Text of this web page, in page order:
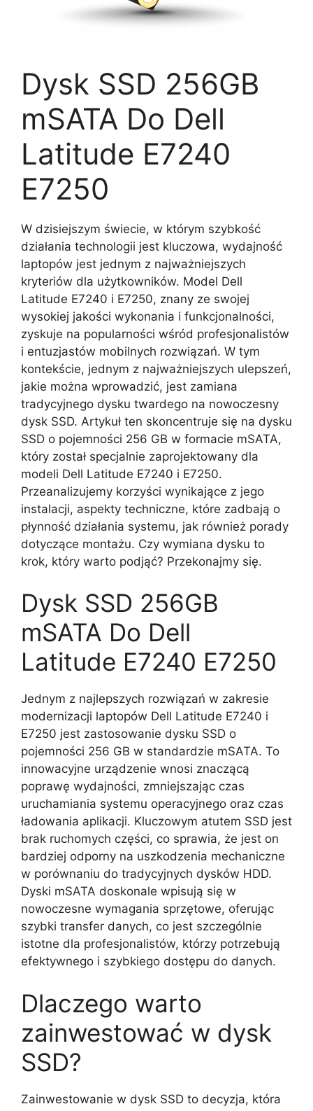
Dysk SSD 256GB
mSATA Do Dell
Latitude E7240
E7250
W dzisiejszym świecie, w którym szybkość
działania technologii jest kluczowa, wydajność
laptopów jest jednym z najważniejszych
kryteriów dla użytkowników. Model Dell
Latitude E7240 i E7250, znany ze swojej
wysokiej jakości wykonania i funkcjonalności,
zyskuje na popularności wśród profesjonalistów
i entuzjastów mobilnych rozwiązań. W tym
kontekście, jednym z najważniejszych ulepszeń,
jakie można wprowadzić, jest zamiana
tradycyjnego dysku twardego na nowoczesny
dysk SSD. Artykuł ten skoncentruje się na dysku
SSD o pojemności 256 GB w formacie mSATA,
który został specjalnie zaprojektowany dla
modeli Dell Latitude E7240 i E7250.
Przeanalizujemy korzyści wynikające z jego
instalacji, aspekty techniczne, które zadbają o
płynność działania systemu, jak również porady
dotyczące montażu. Czy wymiana dysku to
krok, który warto podjąć? Przekonajmy się.
Dysk SSD 256GB
mSATA Do Dell
Latitude E7240 E7250
Jednym z najlepszych rozwiązań w zakresie
modernizacji laptopów Dell Latitude E7240 i
E7250 jest zastosowanie dysku SSD o
pojemności 256 GB w standardzie mSATA. To
innowacyjne urządzenie wnosi znaczącą
poprawę wydajności, zmniejszając czas
uruchamiania systemu operacyjnego oraz czas
ładowania aplikacji. Kluczowym atutem SSD jest
brak ruchomych części, co sprawia, że jest on
bardziej odporny na uszkodzenia mechaniczne
w porównaniu do tradycyjnych dysków HDD.
Dyski mSATA doskonale wpisują się w
nowoczesne wymagania sprzętowe, oferując
szybki transfer danych, co jest szczególnie
istotne dla profesjonalistów, którzy potrzebują
efektywnego i szybkiego dostępu do danych.
Dlaczego warto
zainwestować w dysk
SSD?
Zainwestowanie w dysk SSD to decyzja, która